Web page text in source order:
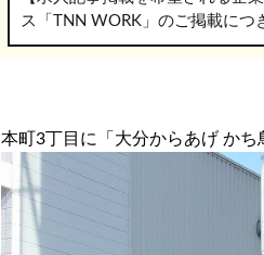
ス「TNN WORK」のご掲載につ
本町3丁目に「大分からあげ かち